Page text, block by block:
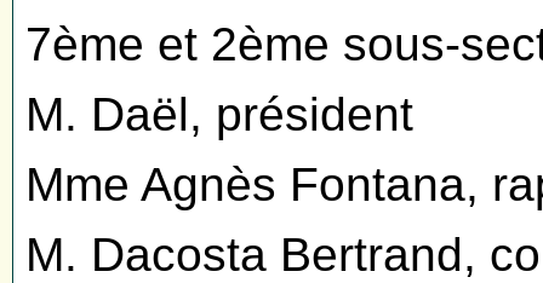
7ème et 2ème sous-
M. Daël, président
Mme Agnès Fontana,
M. Dacosta Bertrand,